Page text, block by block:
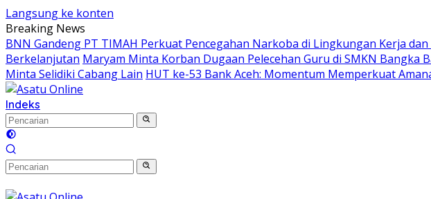
Langsung ke konten
Breaking News
BNN Gandeng PT TIMAH Perkuat Pencegahan Narkoba di Lingkungan Kerja
Berkelanjutan Maryam Minta Korban Dugaan Pelecehan Guru di SMKN Bangka
Minta Selidiki Cabang Lain HUT ke-53 Bank Aceh: Momentum Memperkuat
Indeks